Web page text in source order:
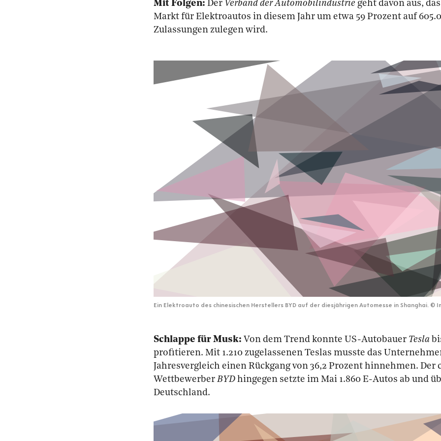
Mit Folgen: Der Verband der Automobilindustrie geht davon aus,
Markt für Elektroautos in diesem Jahr um etwa 59 Prozent auf
Zulassungen zulegen wird.
Ein Elektroauto des chinesischen Herstellers BYD auf der diesjährigen Automesse in Shanghai. ©
Schlappe für Musk: Von dem Trend konnte US-Autobauer Tesla
profitieren. Mit 1.210 zugelassenen Teslas musste das
Jahresvergleich einen Rückgang von 36,2 Prozent hinnehmen. Der
Wettbewerber BYD hingegen setzte im Mai 1.860 E-Autos ab und
Deutschland.